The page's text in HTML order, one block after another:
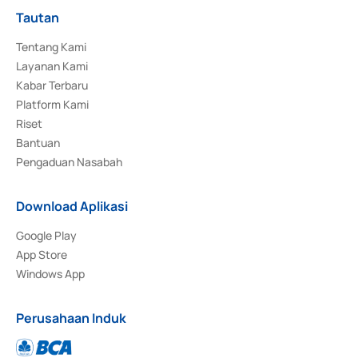
Tautan
Tentang Kami
Layanan Kami
Kabar Terbaru
Platform Kami
Riset
Bantuan
Pengaduan Nasabah
Download Aplikasi
Google Play
App Store
Windows App
Perusahaan Induk